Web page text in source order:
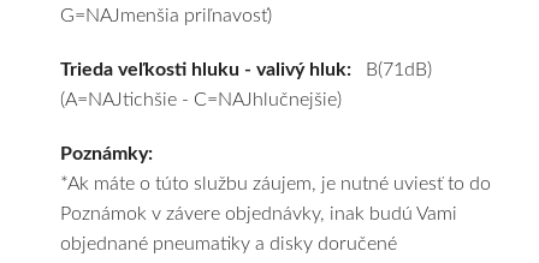
G=NAJmenšia priľnavosť)
Trieda veľkosti hluku - valivý hluk: B(71dB)
(A=NAJtichšie - C=NAJhlučnejšie)
Poznámky:
*Ak máte o túto službu záujem, je nutné uviesť to do
Poznámok v závere objednávky, inak budú Vami
objednané pneumatiky a disky doručené